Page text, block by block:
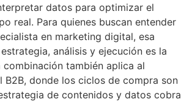
datos para optimizar el
real. Para quienes buscan entender
en marketing digital, esa
análisis y ejecución es la
combinación también aplica al
B2B, donde los ciclos de compra son
de contenidos y datos cobra